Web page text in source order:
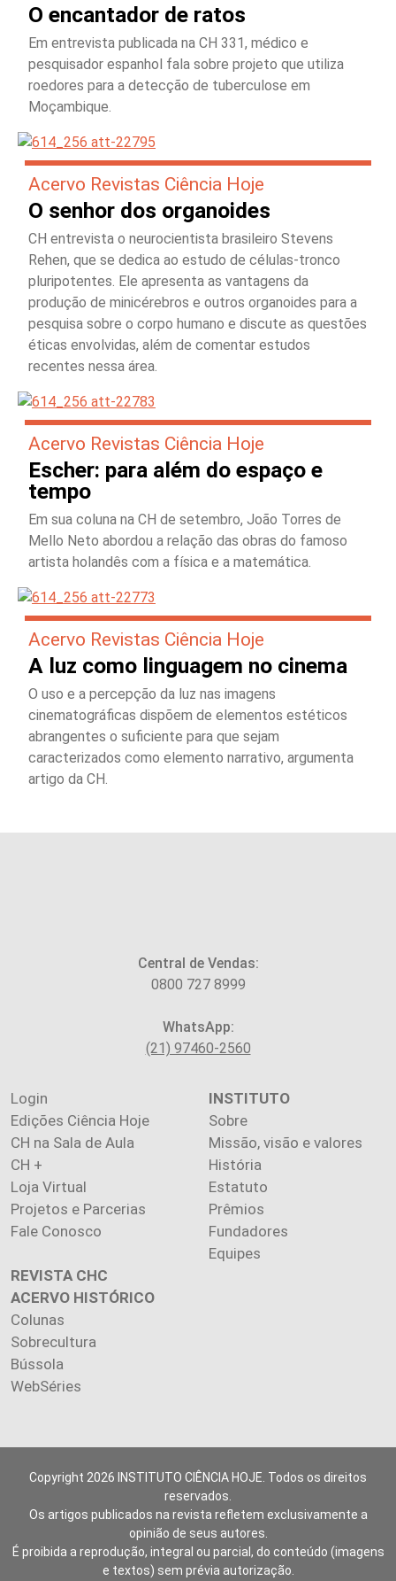
O encantador de ratos
Em entrevista publicada na CH 331, médico e
pesquisador espanhol fala sobre projeto que utiliza
roedores para a detecção de tuberculose em
Moçambique.
Acervo Revistas Ciência Hoje
O senhor dos organoides
CH entrevista o neurocientista brasileiro Stevens
Rehen, que se dedica ao estudo de células-tronco
pluripotentes. Ele apresenta as vantagens da
produção de minicérebros e outros organoides para a
pesquisa sobre o corpo humano e discute as questões
éticas envolvidas, além de comentar estudos
recentes nessa área.
Acervo Revistas Ciência Hoje
Escher: para além do espaço e
tempo
Em sua coluna na CH de setembro, João Torres de
Mello Neto abordou a relação das obras do famoso
artista holandês com a física e a matemática.
Acervo Revistas Ciência Hoje
A luz como linguagem no cinema
O uso e a percepção da luz nas imagens
cinematográficas dispõem de elementos estéticos
abrangentes o suficiente para que sejam
caracterizados como elemento narrativo, argumenta
artigo da CH.
Central de Vendas:
0800 727 8999
WhatsApp:
(21) 97460-2560
Login
Edições Ciência Hoje
CH na Sala de Aula
CH +
Loja Virtual
Projetos e Parcerias
Fale Conosco
INSTITUTO
Sobre
Missão, visão e valores
História
Estatuto
Prêmios
Fundadores
Equipes
REVISTA CHC
ACERVO HISTÓRICO
Colunas
Sobrecultura
Bússola
WebSéries
Copyright 2026 INSTITUTO CIÊNCIA HOJE. Todos os direitos
reservados.
Os artigos publicados na revista refletem exclusivamente a
opinião de seus autores.
É proibida a reprodução, integral ou parcial, do conteúdo (imagens
e textos) sem prévia autorização.